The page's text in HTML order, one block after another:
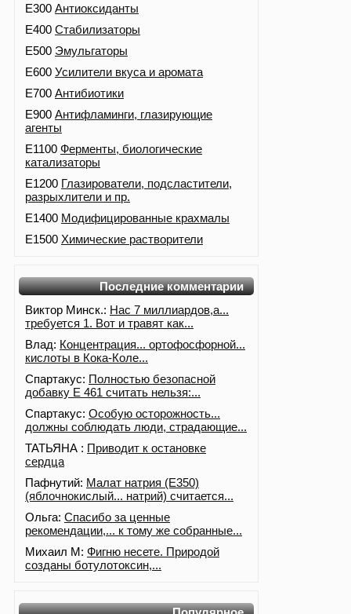
E300 Антиоксиданты
E400 Стабилизаторы
E500 Эмульгаторы
E600 Усилители вкуса и аромата
E700 Антибиотики
E900 Антифламинги, глазирующие
агенты
E1100 Ферменты, биологические
катализаторы
E1200 Глазирователи, подсластители,
разрыхлители и пр.
E1400 Модифицированные крахмалы
E1500 Химические растворители
Последние комментарии
Виктор Минск.: Нас 7 миллиардов,а...
требуется 1. Вот и травят как...
Влад: Концентрация... ортофосфорной...
кислоты в Кока-Коле...
Спартакус: Полностью безопасной
добавку Е 461 считать нельзя:...
Спартакус: Особую осторожность...
должны соблюдать люди, страдающие...
ТАТЬЯНА : Приводит к остановке
сердца
Пафнутий: Малат натрия (E350)
(яблочнокислый... натрий) считается...
Ольга: Спасибо за ценные
рекомендации,... к тому же собранные...
Михаил М: Фигню несете. Природой
созданы ботулотоксин,...